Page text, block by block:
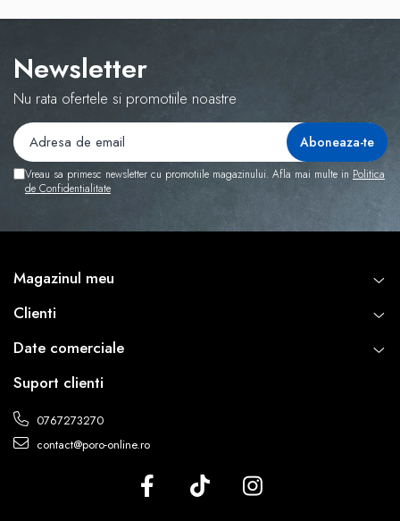
Newsletter
Nu rata ofertele si promotiile noastre
Vreau sa primesc newsletter cu promotiile magazinului. Afla mai multe in Politica
de Confidentialitate
Magazinul meu
Clienti
Date comerciale
Suport clienti
0767273270
contact@poro-online.ro